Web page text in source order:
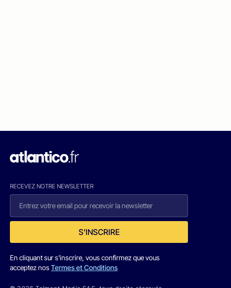
RECEVEZ NOTRE NEWSLETTER
S'INSCRIRE
En cliquant sur s'inscrire, vous confirmez que vous
acceptez nosTermes et Conditions